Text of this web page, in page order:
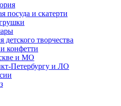
посуда и скатерти
детского творчества
конфетти
и МО
Петербургу и ЛО